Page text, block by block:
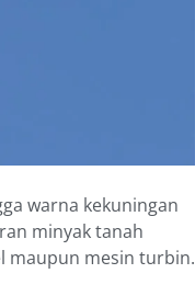
warna kekuningan
minyak tanah
maupun mesin turbin.